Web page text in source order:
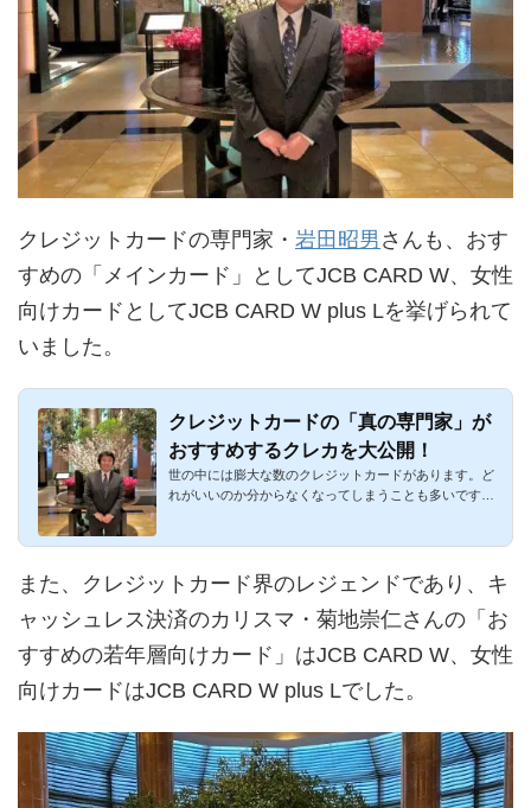
クレジットカードの専門家・ 岩田昭男 さんも、おす
すめの「メインカード」としてJCB CARD W、女性
向けカードとしてJCB CARD W plus Lを挙げられて
いました。
クレジットカードの「真の専門家」が
おすすめするクレカを大公開！
世の中には膨大な数のクレジットカードがあります。ど
れがいいのか分からなくなってしまうことも多いです
また、クレジットカード界のレジェンドであり、キ
ャッシュレス決済のカリスマ・菊地崇仁さんの「お
すすめの若年層向けカード」はJCB CARD W、女性
向けカードはJCB CARD W plus Lでした。